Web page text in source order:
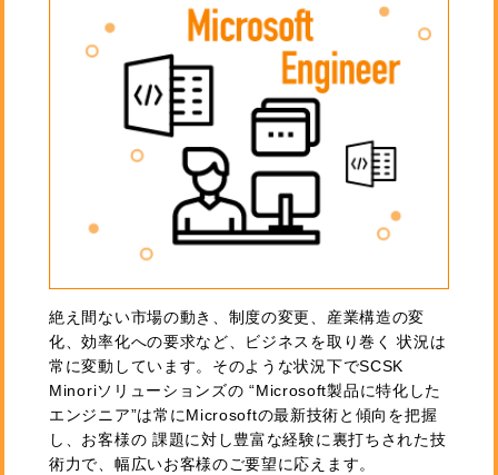
絶え間ない市場の動き、制度の変更、産業構造の変
化、効率化への要求など、ビジネスを取り巻く 状況は
常に変動しています。そのような状況下でSCSK
Minoriソリューションズの “Microsoft製品に特化した
エンジニア”は常にMicrosoftの最新技術と傾向を把握
し、お客様の 課題に対し豊富な経験に裏打ちされた技
術力で、幅広いお客様のご要望に応えます。